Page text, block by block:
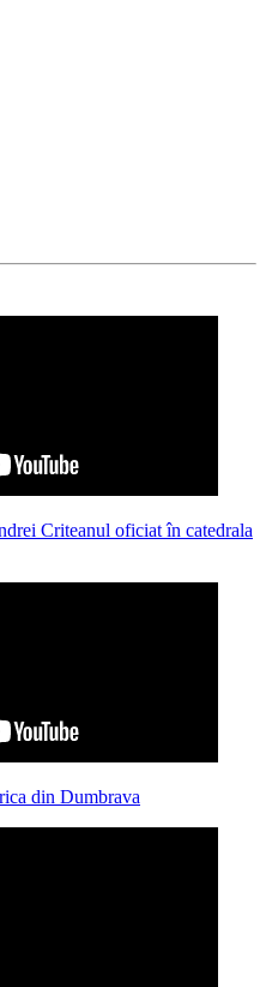
Criteanul oficiat în catedrala
din Dumbrava